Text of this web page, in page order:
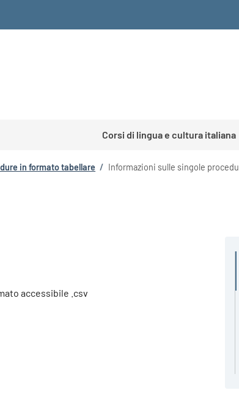
Corsi di lingua e cultura italiana
in formato tabellare / Informazioni sulle singole
accessibile .csv